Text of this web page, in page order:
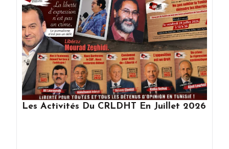
Les Activités Du CRLDHT En Juillet 2026